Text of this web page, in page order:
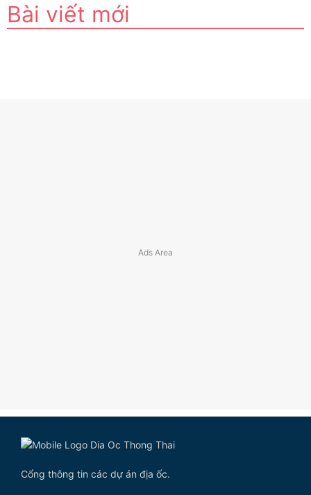
Bài viết mới
Cổng thông tin các dự án địa ốc.